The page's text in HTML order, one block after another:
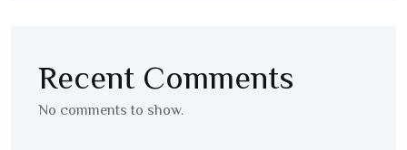
Recent Comments
No comments to show.